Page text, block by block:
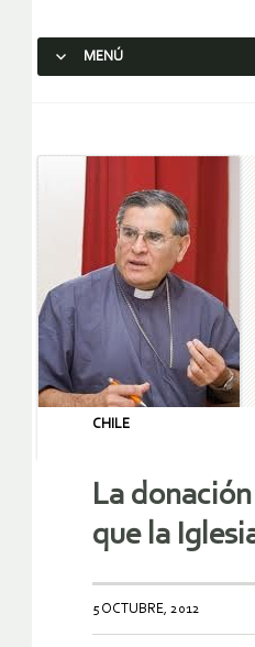
MENÚ
CHILE
La
que la
5 OCTUBRE, 2012